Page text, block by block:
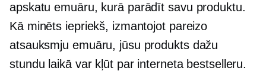
apskatu emuāru, kurā parādīt savu produktu.
Kā minēts iepriekš, izmantojot pareizo
atsauksmju emuāru, jūsu produkts dažu
stundu laikā var kļūt par interneta bestselleru.